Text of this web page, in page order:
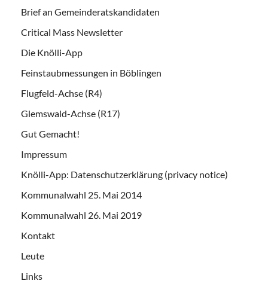
Brief an Gemeinderatskandidaten
Critical Mass Newsletter
Die Knölli-App
Feinstaubmessungen in Böblingen
Flugfeld-Achse (R4)
Glemswald-Achse (R17)
Gut Gemacht!
Impressum
Knölli-App: Datenschutzerklärung (privacy notice)
Kommunalwahl 25. Mai 2014
Kommunalwahl 26. Mai 2019
Kontakt
Leute
Links